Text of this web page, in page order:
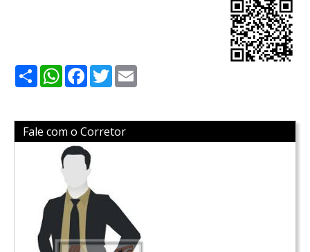
ShareWhatsApp
Facebook
Twitter
Fale com o Corretor